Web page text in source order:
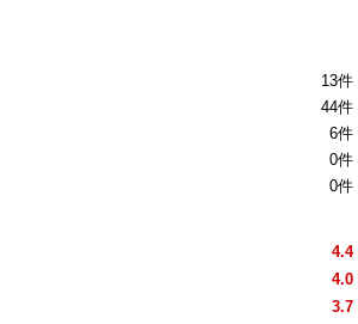
13件
44件
6件
0件
0件
4.4
4.0
3.7